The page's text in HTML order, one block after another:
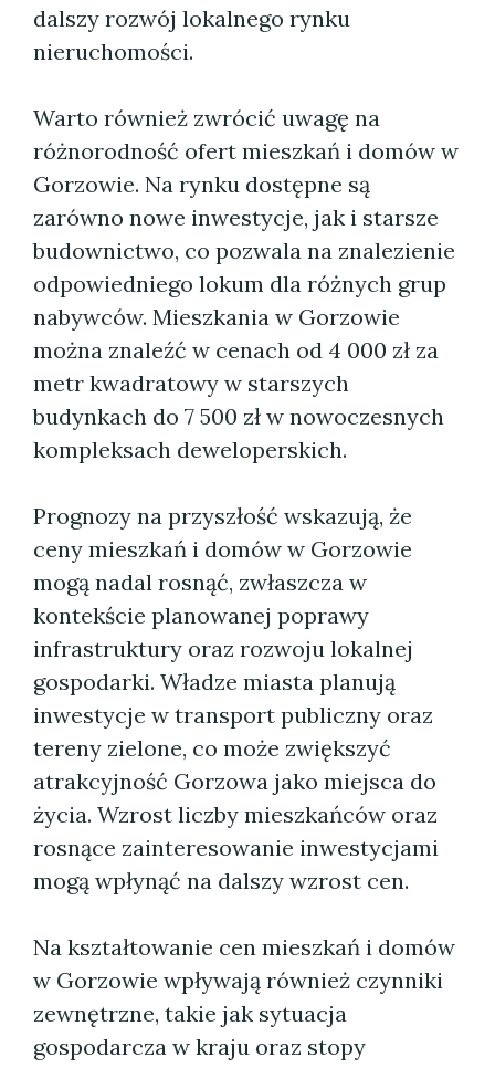
dalszy rozwój lokalnego rynku
nieruchomości.
Warto również zwrócić uwagę na
różnorodność ofert mieszkań i domów w
Gorzowie. Na rynku dostępne są
zarówno nowe inwestycje, jak i starsze
budownictwo, co pozwala na znalezienie
odpowiedniego lokum dla różnych grup
nabywców. Mieszkania w Gorzowie
można znaleźć w cenach od 4 000 zł za
metr kwadratowy w starszych
budynkach do 7 500 zł w nowoczesnych
kompleksach deweloperskich.
Prognozy na przyszłość wskazują, że
ceny mieszkań i domów w Gorzowie
mogą nadal rosnąć, zwłaszcza w
kontekście planowanej poprawy
infrastruktury oraz rozwoju lokalnej
gospodarki. Władze miasta planują
inwestycje w transport publiczny oraz
tereny zielone, co może zwiększyć
atrakcyjność Gorzowa jako miejsca do
życia. Wzrost liczby mieszkańców oraz
rosnące zainteresowanie inwestycjami
mogą wpłynąć na dalszy wzrost cen.
Na kształtowanie cen mieszkań i domów
w Gorzowie wpływają również czynniki
zewnętrzne, takie jak sytuacja
gospodarcza w kraju oraz stopy